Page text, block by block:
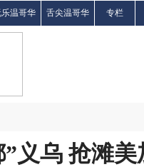
温哥华 舌尖温哥华 专栏
义乌 抢滩